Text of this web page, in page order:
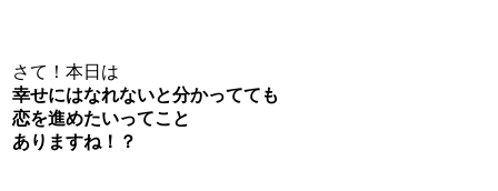
さて！本日は
幸せにはなれないと分かってても
恋を進めたいってこと
ありますね！？